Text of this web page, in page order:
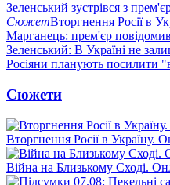
Зеленський зустрівся з
СюжетВторгнення Росії в
Марганець: прем'єр повідомив
Зеленський: В Україні не
Росіяни планують посилити
Сюжети
Вторгнення Росії в Україну.
Війна на Близькому Сході.